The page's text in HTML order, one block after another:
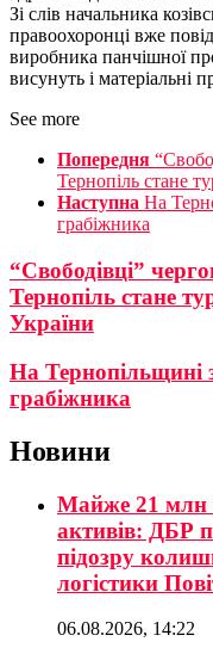
Зі слів начальника
правоохоронці вже
виробника панчішної
висунуть і матеріальні
See more
Попередня
Тернопіль стане
Наступна На
грабіжника
“Свободівці”
Тернопіль стане
України
На Тернопільщині
грабіжника
Новини
Майже 21 млн
активів: ДБР
підозру
логістики
06.08.2026, 14:22